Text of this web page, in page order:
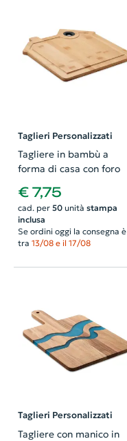
Taglieri Personalizzati
Tagliere in bambù a
forma di casa con foro
€ 7,75
cad. per 50unità stampa
inclusa
Se ordini oggi la consegna è
tra 13/08 e il 17/08
Taglieri Personalizzati
Tagliere con manico in